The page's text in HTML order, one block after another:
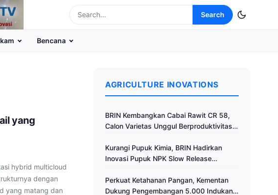
Search
Bencana
yang
hybrid multicloud
dengan
yang matang dan
AGRICULTURE INOVATIONS
BRIN Kembangkan Cabai Rawit CR 58,
Calon Varietas Unggul Berproduktivitas
Kurangi Pupuk Kimia, BRIN Hadirkan
Inovasi Pupuk NPK Slow Release
Perkuat Ketahanan Pangan, Kementan
Dukung Pengembangan 5.000 Indukan